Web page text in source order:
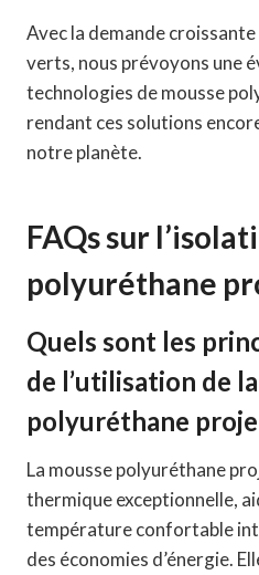
Avec la demande
verts, nous prévoyons une
technologies de mousse
rendant ces solutions
notre planète.
FAQs sur
polyuréthane
Quels sont les
de l’utilisation de
polyuréthane
La mousse polyuréthane
thermique exceptionnelle,
température confortable
des économies d’énergie.